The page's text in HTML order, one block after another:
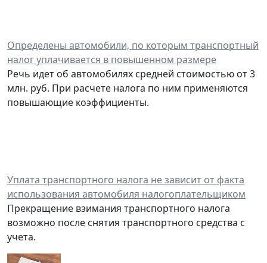
Определены автомобили, по которым транспортный
налог уплачивается в повышенном размере
Речь идет об автомобилях средней стоимостью от 3
млн. руб. При расчете налога по ним применяются
повышающие коэффициенты.
Уплата транспортного налога не зависит от факта
использования автомобиля налогоплательщиком
Прекращение взимания транспортного налога
возможно после снятия транспортного средства с
учета.